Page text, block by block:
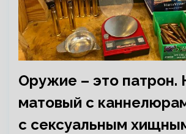
Оружие – это патрон.
матовый с
с сексуальным